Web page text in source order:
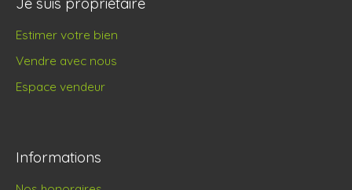
Estimer votre bien
Vendre avec nous
Espace vendeur
Informations